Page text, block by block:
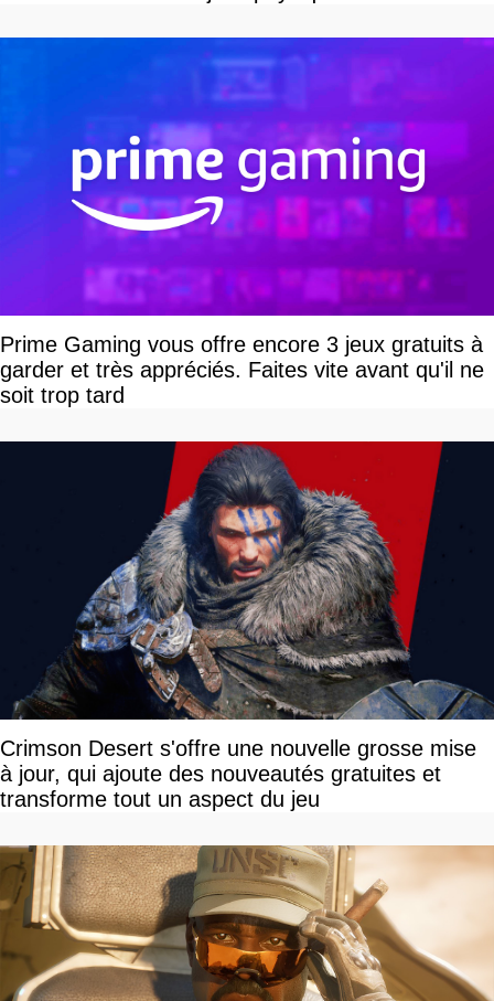
Prime Gaming vous offre encore 3 jeux gratuits à
garder et très appréciés. Faites vite avant qu'il ne
soit trop tard
Crimson Desert s'offre une nouvelle grosse mise
à jour, qui ajoute des nouveautés gratuites et
transforme tout un aspect du jeu